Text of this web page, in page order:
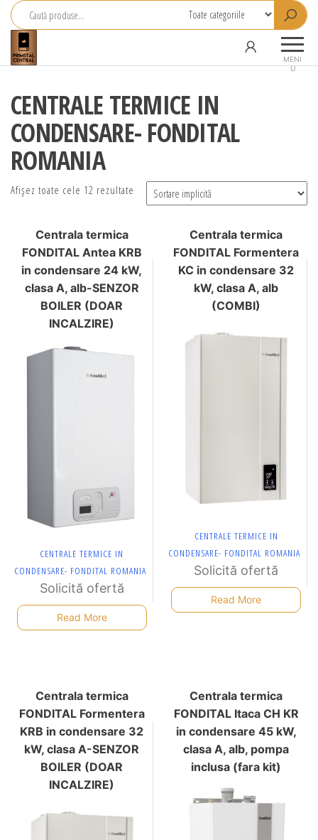
Central
MENI
U
CENTRALE TERMICE IN
CONDENSARE- FONDITAL
ROMANIA
Afișez toate cele 12 rezultate
Centrala termica
FONDITAL Antea KRB
in condensare 24 kW,
clasa A, alb-SENZOR
BOILER (DOAR
INCALZIRE)
CENTRALE TERMICE IN
CONDENSARE- FONDITAL ROMANIA
Solicită ofertă
Read More
Centrala termica
FONDITAL Formentera
KC in condensare 32
kW, clasa A, alb
(COMBI)
CENTRALE TERMICE IN
CONDENSARE- FONDITAL ROMANIA
Solicită ofertă
Read More
Centrala termica
FONDITAL Formentera
KRB in condensare 32
kW, clasa A-SENZOR
BOILER (DOAR
INCALZIRE)
Centrala termica
FONDITAL Itaca CH KR
in condensare 45 kW,
clasa A, alb, pompa
inclusa (fara kit)